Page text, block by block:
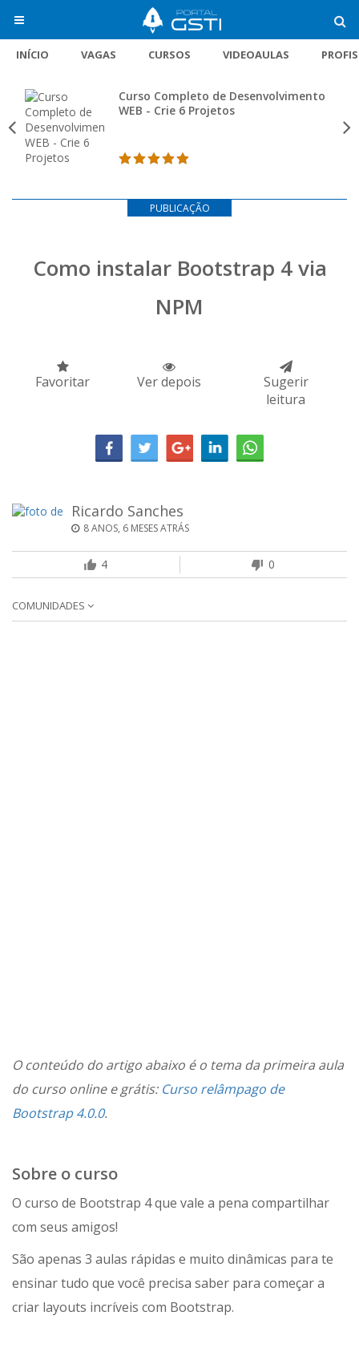
INÍCIO VAGAS CURSOS VIDEOAULAS
Curso Completo de Desenvolvimento
WEB - Crie 6 Projetos
PUBLICAÇÃO
Como instalar Bootstrap 4 via
NPM
Favoritar Ver depois
Sugerir
leitura
Ricardo Sanches
8 ANOS, 6 MESES ATRÁS
4 0
COMUNIDADES
O conteúdo do artigo abaixo é o tema da primeira aula
do curso online e grátis: Curso relâmpago de
Bootstrap 4.0.0.
Sobre o curso
O curso de Bootstrap 4 que vale a pena compartilhar
com seus amigos!
São apenas 3 aulas rápidas e muito dinâmicas para te
ensinar tudo que você precisa saber para começar a
criar layouts incríveis com Bootstrap.